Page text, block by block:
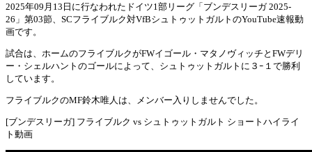
2025年09月13日に行なわれたドイツ1部リーグ「ブンデスリーガ 2025-
26」第03節、SCフライブルク対VfBシュトゥットガルトのYouTube速報動
画です。
試合は、ホームのフライブルクがFWイゴール・マタノヴィッチとFWデリ
ー・シェルハントのゴールによって、シュトゥットガルトに３ｰ１で勝利
しています。
フライブルクのMF鈴木唯人は、メンバー入りしませんでした。
[ブンデスリーガ] フライブルク vs シュトゥットガルト ショートハイライ
ト動画